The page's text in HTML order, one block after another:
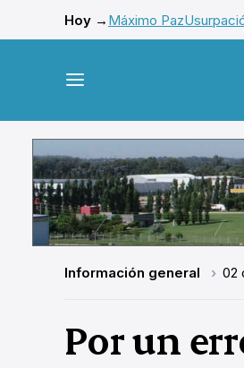
Hoy → Máximo Paz
Información general 02
Por un